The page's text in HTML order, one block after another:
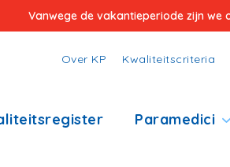
Vanwege de vakantieperiode zijn we
Over KP Kwaliteitscriteria
Paramedici